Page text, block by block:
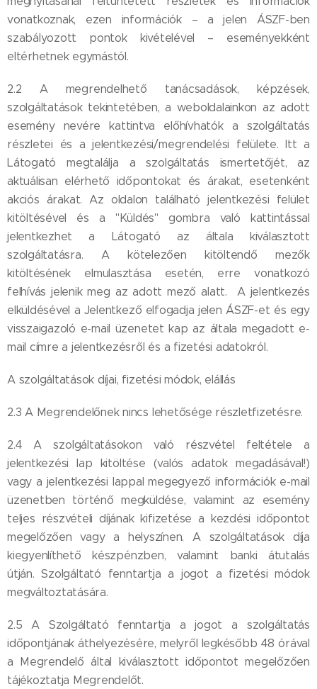
vonatkoznak, ezen információk – a jelen ÁSZF-ben
szabályozott pontok kivételével – eseményekként
eltérhetnek egymástól.
2.2 A megrendelhető tanácsadások, képzések,
szolgáltatások tekintetében, a weboldalainkon az adott
esemény nevére kattintva előhívhatók a szolgáltatás
részletei és a jelentkezési/megrendelési felülete. Itt a
Látogató megtalálja a szolgáltatás ismertetőjét, az
aktuálisan elérhető időpontokat és árakat, esetenként
akciós árakat. Az oldalon található jelentkezési felület
kitöltésével és a "Küldés" gombra való kattintással
jelentkezhet a Látogató az általa kiválasztott
szolgáltatásra. A kötelezően kitöltendő mezők
kitöltésének elmulasztása esetén, erre vonatkozó
felhívás jelenik meg az adott mező alatt. A jelentkezés
elküldésével a Jelentkező elfogadja jelen ÁSZF-et és egy
visszaigazoló e-mail üzenetet kap az általa megadott e-
mail címre a jelentkezésről és a fizetési adatokról.
A szolgáltatások díjai, fizetési módok, elállás
2.3 A Megrendelőnek nincs lehetősége részletfizetésre.
2.4 A szolgáltatásokon való részvétel feltétele a
jelentkezési lap kitöltése (valós adatok megadásával!)
vagy a jelentkezési lappal megegyező információk e-mail
üzenetben történő megküldése, valamint az esemény
teljes részvételi díjának kifizetése a kezdési időpontot
megelőzően vagy a helyszínen. A szolgáltatások díja
kiegyenlíthető készpénzben, valamint banki átutalás
útján. Szolgáltató fenntartja a jogot a fizetési módok
megváltoztatására.
2.5 A Szolgáltató fenntartja a jogot a szolgáltatás
időpontjának áthelyezésére, melyről legkésőbb 48 órával
a Megrendelő által kiválasztott időpontot megelőzően
tájékoztatja Megrendelőt.